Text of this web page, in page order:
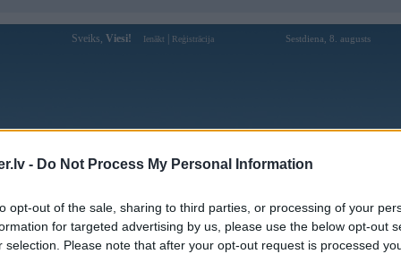
- Do Not Process My Personal Information
opt-out of the sale, sharing to third parties, or processing of your
for targeted advertising by us, please use the below opt-out
selection. Please note that after your opt-out request is processed
Sveiks, Viesi! Ienākt Reģistrācija Sestdiena, 8. augusts
Forums Galerijas Reģistrācija Lietotāji
Lietotāja ok9iorg profils
Lietotājvārds:
ok9iorg